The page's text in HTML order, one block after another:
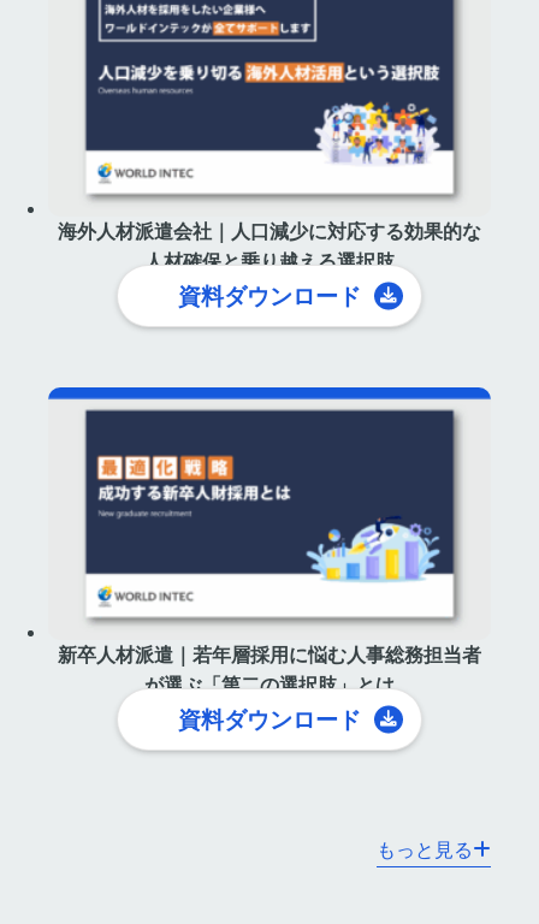
海外人材派遣会社｜人口減少に対応する効果的な
人材確保と乗り越える選択肢
資料ダウンロード
新卒人材派遣｜若年層採用に悩む人事総務担当者
が選ぶ「第二の選択肢」とは
資料ダウンロード
もっと見る